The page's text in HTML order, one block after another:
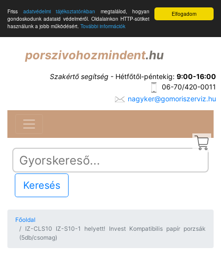
Elfogadom
Friss adatvédelmi tájékoztatónkban megtalálod, hogyan
gondoskodunk adataid védelméről. Oldalainkon HTTP-sütiket
használunk a jobb működésért. További információk
porszivohozmindent.hu
Szakértő segítség - Hétfőtől-péntekig: 9:00-16:00
06-70/420-0011
nagyker@gomoriszerviz.hu
Keresés
Főoldal
IZ-CLS10 IZ-S10-1 helyett! Invest Kompatibilis papír porzsák
(5db/csomag)